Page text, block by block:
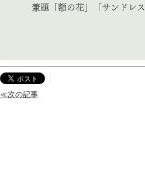
兼題「額の花」「サンド
≪次の記事